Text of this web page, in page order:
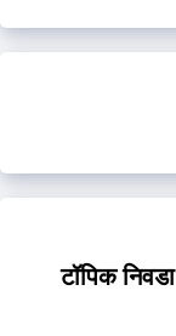
टॉपिक निवडा